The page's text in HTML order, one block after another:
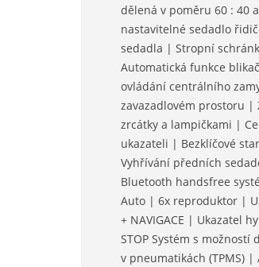
dělená v poměru 60 : 40
nastavitelné sedadlo
sedadla | Stropní
Automatická funkce
ovládání centrálního
zavazadlovém prostoru |
zrcátky a lampičkami |
ukazateli | Bezklíčové
Vyhřívání předních
Bluetooth handsfree
Auto | 6x reproduktor |
+ NAVIGACE | Ukazatel
STOP Systém s
v pneumatikách (TPMS)